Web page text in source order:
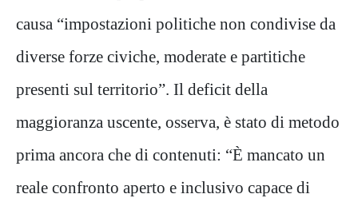
causa “impostazioni politiche non condivise da
diverse forze civiche, moderate e partitiche
presenti sul territorio”. Il deficit della
maggioranza uscente, osserva, è stato di metodo
prima ancora che di contenuti: “È mancato un
reale confronto aperto e inclusivo capace di